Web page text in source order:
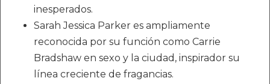
inesperados.
Sarah Jessica Parker es ampliamente
reconocida por su función como Carrie
Bradshaw en sexo y la ciudad, inspirador su
línea creciente de fragancias.